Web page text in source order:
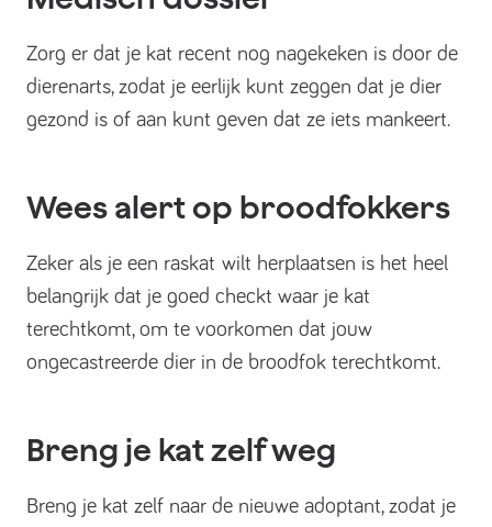
Zorg er dat je kat recent nog nagekeken is door de
dierenarts, zodat je eerlijk kunt zeggen dat je dier
gezond is of aan kunt geven dat ze iets mankeert.
Wees alert op broodfokkers
Zeker als je een raskat wilt herplaatsen is het heel
belangrijk dat je goed checkt waar je kat
terechtkomt, om te voorkomen dat jouw
ongecastreerde dier in de broodfok terechtkomt.
Breng je kat zelf weg
Breng je kat zelf naar de nieuwe adoptant, zodat je